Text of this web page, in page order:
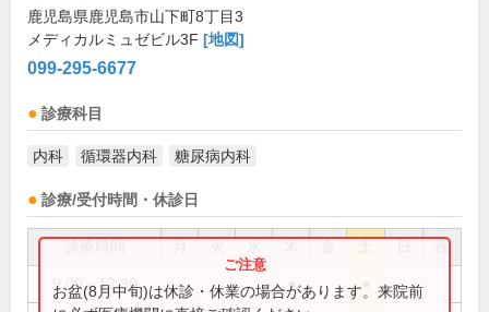
鹿児島県鹿児島市山下町8丁目3
メディカルミュゼビル3F [地図]
099-295-6677
診療科目
内科 循環器内科 糖尿病内科
診療/受付時間・休診日
祝
9:00～12:30 ●
お盆(8月中旬)は休診・休業の場合があります。来院前